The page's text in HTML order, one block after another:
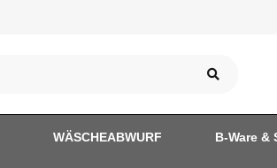
WÄSCHEABWURF B-Ware &